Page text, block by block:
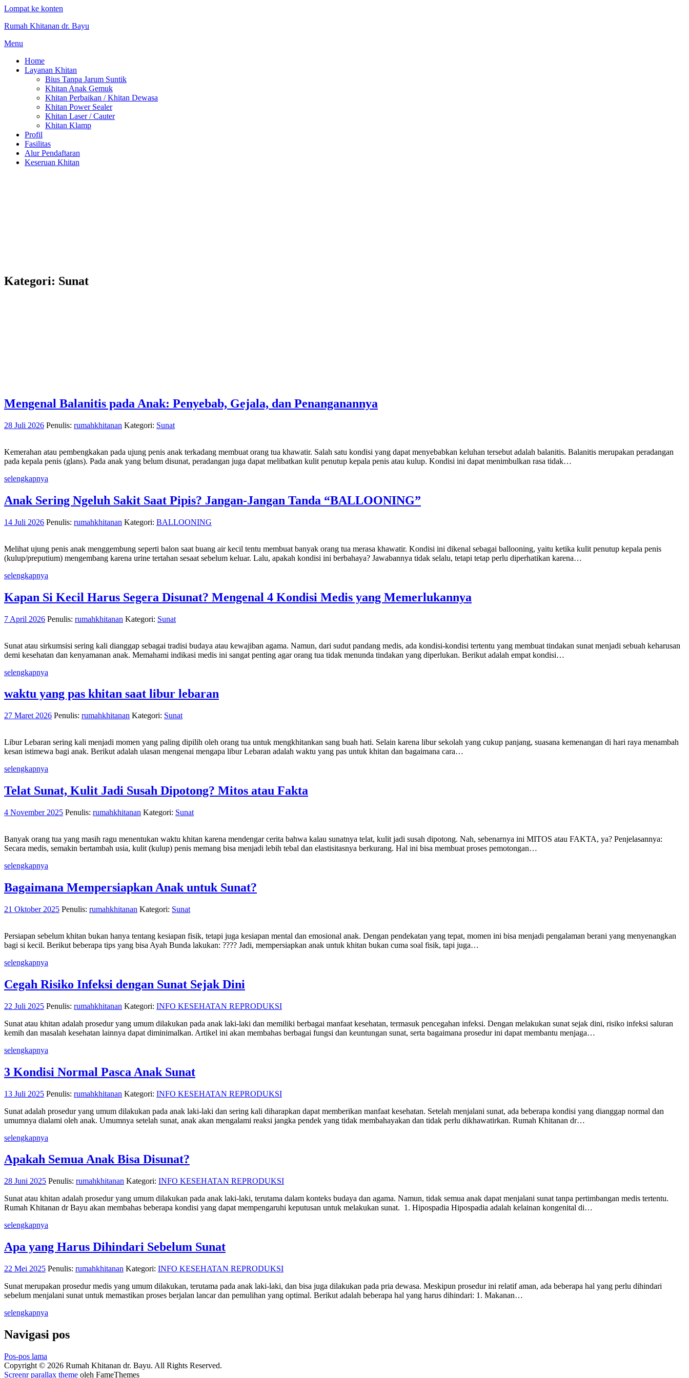
Lompat ke konten
Rumah Khitanan dr. Bayu
Menu
Home
Layanan Khitan
Bius Tanpa Jarum Suntik
Khitan Anak Gemuk
Khitan Perbaikan / Khitan Dewasa
Khitan Power Sealer
Khitan Laser / Cauter
Khitan Klamp
Profil
Fasilitas
Alur Pendaftaran
Keseruan Khitan
Kategori: Sunat
Mengenal Balanitis pada Anak: Penyebab, Gejala, dan Penanganannya
28 Juli 2026 Penulis: rumahkhitanan Kategori: Sunat
Kemerahan atau pembengkakan pada ujung penis anak terkadang membuat orang tua khawatir. Salah satu kondisi yang dapat menyebabkan keluhan tersebut adalah balanitis. Balanitis merupakan peradangan
pada kepala penis (glans). Pada anak yang belum disunat, peradangan juga dapat melibatkan kulit penutup kepala penis atau kulup. Kondisi ini dapat menimbulkan rasa tidak…
selengkapnya
Anak Sering Ngeluh Sakit Saat Pipis? Jangan-Jangan Tanda “BALLOONING”
14 Juli 2026 Penulis: rumahkhitanan Kategori: BALLOONING
Melihat ujung penis anak menggembung seperti balon saat buang air kecil tentu membuat banyak orang tua merasa khawatir. Kondisi ini dikenal sebagai ballooning, yaitu ketika kulit penutup kepala penis
(kulup/preputium) mengembang karena urine tertahan sesaat sebelum keluar. Lalu, apakah kondisi ini berbahaya? Jawabannya tidak selalu, tetapi tetap perlu diperhatikan karena…
selengkapnya
Kapan Si Kecil Harus Segera Disunat? Mengenal 4 Kondisi Medis yang Memerlukannya
7 April 2026 Penulis: rumahkhitanan Kategori: Sunat
Sunat atau sirkumsisi sering kali dianggap sebagai tradisi budaya atau kewajiban agama. Namun, dari sudut pandang medis, ada kondisi-kondisi tertentu yang membuat tindakan sunat menjadi sebuah keharusan
demi kesehatan dan kenyamanan anak. Memahami indikasi medis ini sangat penting agar orang tua tidak menunda tindakan yang diperlukan. Berikut adalah empat kondisi…
selengkapnya
waktu yang pas khitan saat libur lebaran
27 Maret 2026 Penulis: rumahkhitanan Kategori: Sunat
Libur Lebaran sering kali menjadi momen yang paling dipilih oleh orang tua untuk mengkhitankan sang buah hati. Selain karena libur sekolah yang cukup panjang, suasana kemenangan di hari raya menambah
kesan istimewa bagi anak. Berikut adalah ulasan mengenai mengapa libur Lebaran adalah waktu yang pas untuk khitan dan bagaimana cara…
selengkapnya
Telat Sunat, Kulit Jadi Susah Dipotong? Mitos atau Fakta
4 November 2025 Penulis: rumahkhitanan Kategori: Sunat
Banyak orang tua yang masih ragu menentukan waktu khitan karena mendengar cerita bahwa kalau sunatnya telat, kulit jadi susah dipotong. Nah, sebenarnya ini MITOS atau FAKTA, ya? Penjelasannya:
Secara medis, semakin bertambah usia, kulit (kulup) penis memang bisa menjadi lebih tebal dan elastisitasnya berkurang. Hal ini bisa membuat proses pemotongan…
selengkapnya
Bagaimana Mempersiapkan Anak untuk Sunat?
21 Oktober 2025 Penulis: rumahkhitanan Kategori: Sunat
Persiapan sebelum khitan bukan hanya tentang kesiapan fisik, tetapi juga kesiapan mental dan emosional anak. Dengan pendekatan yang tepat, momen ini bisa menjadi pengalaman berani yang menyenangkan
bagi si kecil. Berikut beberapa tips yang bisa Ayah Bunda lakukan: ???? Jadi, mempersiapkan anak untuk khitan bukan cuma soal fisik, tapi juga…
selengkapnya
Cegah Risiko Infeksi dengan Sunat Sejak Dini
22 Juli 2025 Penulis: rumahkhitanan Kategori: INFO KESEHATAN REPRODUKSI
Sunat atau khitan adalah prosedur yang umum dilakukan pada anak laki-laki dan memiliki berbagai manfaat kesehatan, termasuk pencegahan infeksi. Dengan melakukan sunat sejak dini, risiko infeksi saluran
kemih dan masalah kesehatan lainnya dapat diminimalkan. Artikel ini akan membahas berbagai fungsi dan keuntungan sunat, serta bagaimana prosedur ini dapat membantu menjaga…
selengkapnya
3 Kondisi Normal Pasca Anak Sunat
13 Juli 2025 Penulis: rumahkhitanan Kategori: INFO KESEHATAN REPRODUKSI
Sunat adalah prosedur yang umum dilakukan pada anak laki-laki dan sering kali diharapkan dapat memberikan manfaat kesehatan. Setelah menjalani sunat, ada beberapa kondisi yang dianggap normal dan
umumnya dialami oleh anak. Umumnya setelah sunat, anak akan mengalami reaksi jangka pendek yang tidak membahayakan dan tidak perlu dikhawatirkan. Rumah Khitanan dr…
selengkapnya
Apakah Semua Anak Bisa Disunat?
28 Juni 2025 Penulis: rumahkhitanan Kategori: INFO KESEHATAN REPRODUKSI
Sunat atau khitan adalah prosedur yang umum dilakukan pada anak laki-laki, terutama dalam konteks budaya dan agama. Namun, tidak semua anak dapat menjalani sunat tanpa pertimbangan medis tertentu.
Rumah Khitanan dr Bayu akan membahas beberapa kondisi yang dapat mempengaruhi keputusan untuk melakukan sunat. 1. Hipospadia Hipospadia adalah kelainan kongenital di…
selengkapnya
Apa yang Harus Dihindari Sebelum Sunat
22 Mei 2025 Penulis: rumahkhitanan Kategori: INFO KESEHATAN REPRODUKSI
Sunat merupakan prosedur medis yang umum dilakukan, terutama pada anak laki-laki, dan bisa juga dilakukan pada pria dewasa. Meskipun prosedur ini relatif aman, ada beberapa hal yang perlu dihindari
sebelum menjalani sunat untuk memastikan proses berjalan lancar dan pemulihan yang optimal. Berikut adalah beberapa hal yang harus dihindari: 1. Makanan…
selengkapnya
Navigasi pos
Pos-pos lama
Copyright © 2026 Rumah Khitanan dr. Bayu. All Rights Reserved.
Screenr parallax theme oleh FameThemes